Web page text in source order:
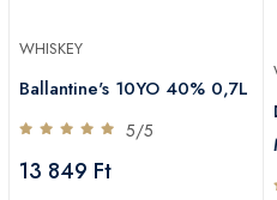
WHISKEY
Ballantine's 10YO 40% 0,7L
5/5
13 849 Ft